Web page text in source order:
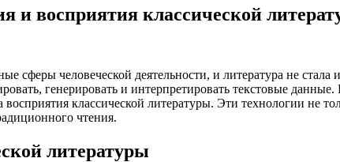
и восприятия классической
сферы человеческой деятельности, и литература не
генерировать и интерпретировать текстовые
классической литературы. Эти технологии не
чтения.
литературы